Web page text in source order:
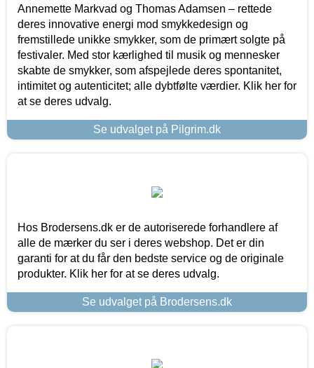
Annemette Markvad og Thomas Adamsen – rettede
deres innovative energi mod smykkedesign og
fremstillede unikke smykker, som de primært solgte på
festivaler. Med stor kærlighed til musik og mennesker
skabte de smykker, som afspejlede deres spontanitet,
intimitet og autenticitet; alle dybtfølte værdier. Klik her for
at se deres udvalg.
Se udvalget på Pilgrim.dk
Hos Brodersens.dk er de autoriserede forhandlere af
alle de mærker du ser i deres webshop. Det er din
garanti for at du får den bedste service og de originale
produkter. Klik her for at se deres udvalg.
Se udvalget på Brodersens.dk